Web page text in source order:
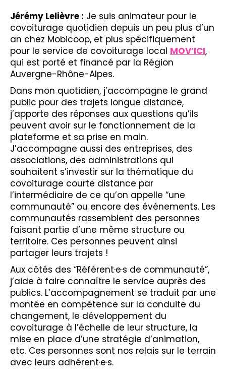
Jérémy Lelièvre : Je suis animateur pour le
covoiturage quotidien depuis un peu plus d’un
an chez Mobicoop, et plus spécifiquement
pour le service de covoiturage local MOV’ICI,
qui est porté et financé par la Région
Auvergne-Rhône-Alpes.
Dans mon quotidien, j’accompagne le grand
public pour des trajets longue distance,
j’apporte des réponses aux questions qu’ils
peuvent avoir sur le fonctionnement de la
plateforme et sa prise en main.
J’accompagne aussi des entreprises, des
associations, des administrations qui
souhaitent s’investir sur la thématique du
covoiturage courte distance par
l’intermédiaire de ce qu’on appelle “une
communauté” ou encore des événements. Les
communautés rassemblent des personnes
faisant partie d’une même structure ou
territoire. Ces personnes peuvent ainsi
partager leurs trajets !
Aux côtés des “Référent·e·s de communauté”,
j’aide à faire connaître le service auprès des
publics. L’accompagnement se traduit par une
montée en compétence sur la conduite du
changement, le développement du
covoiturage à l’échelle de leur structure, la
mise en place d’une stratégie d’animation,
etc. Ces personnes sont nos relais sur le terrain
avec leurs adhérent·e·s.